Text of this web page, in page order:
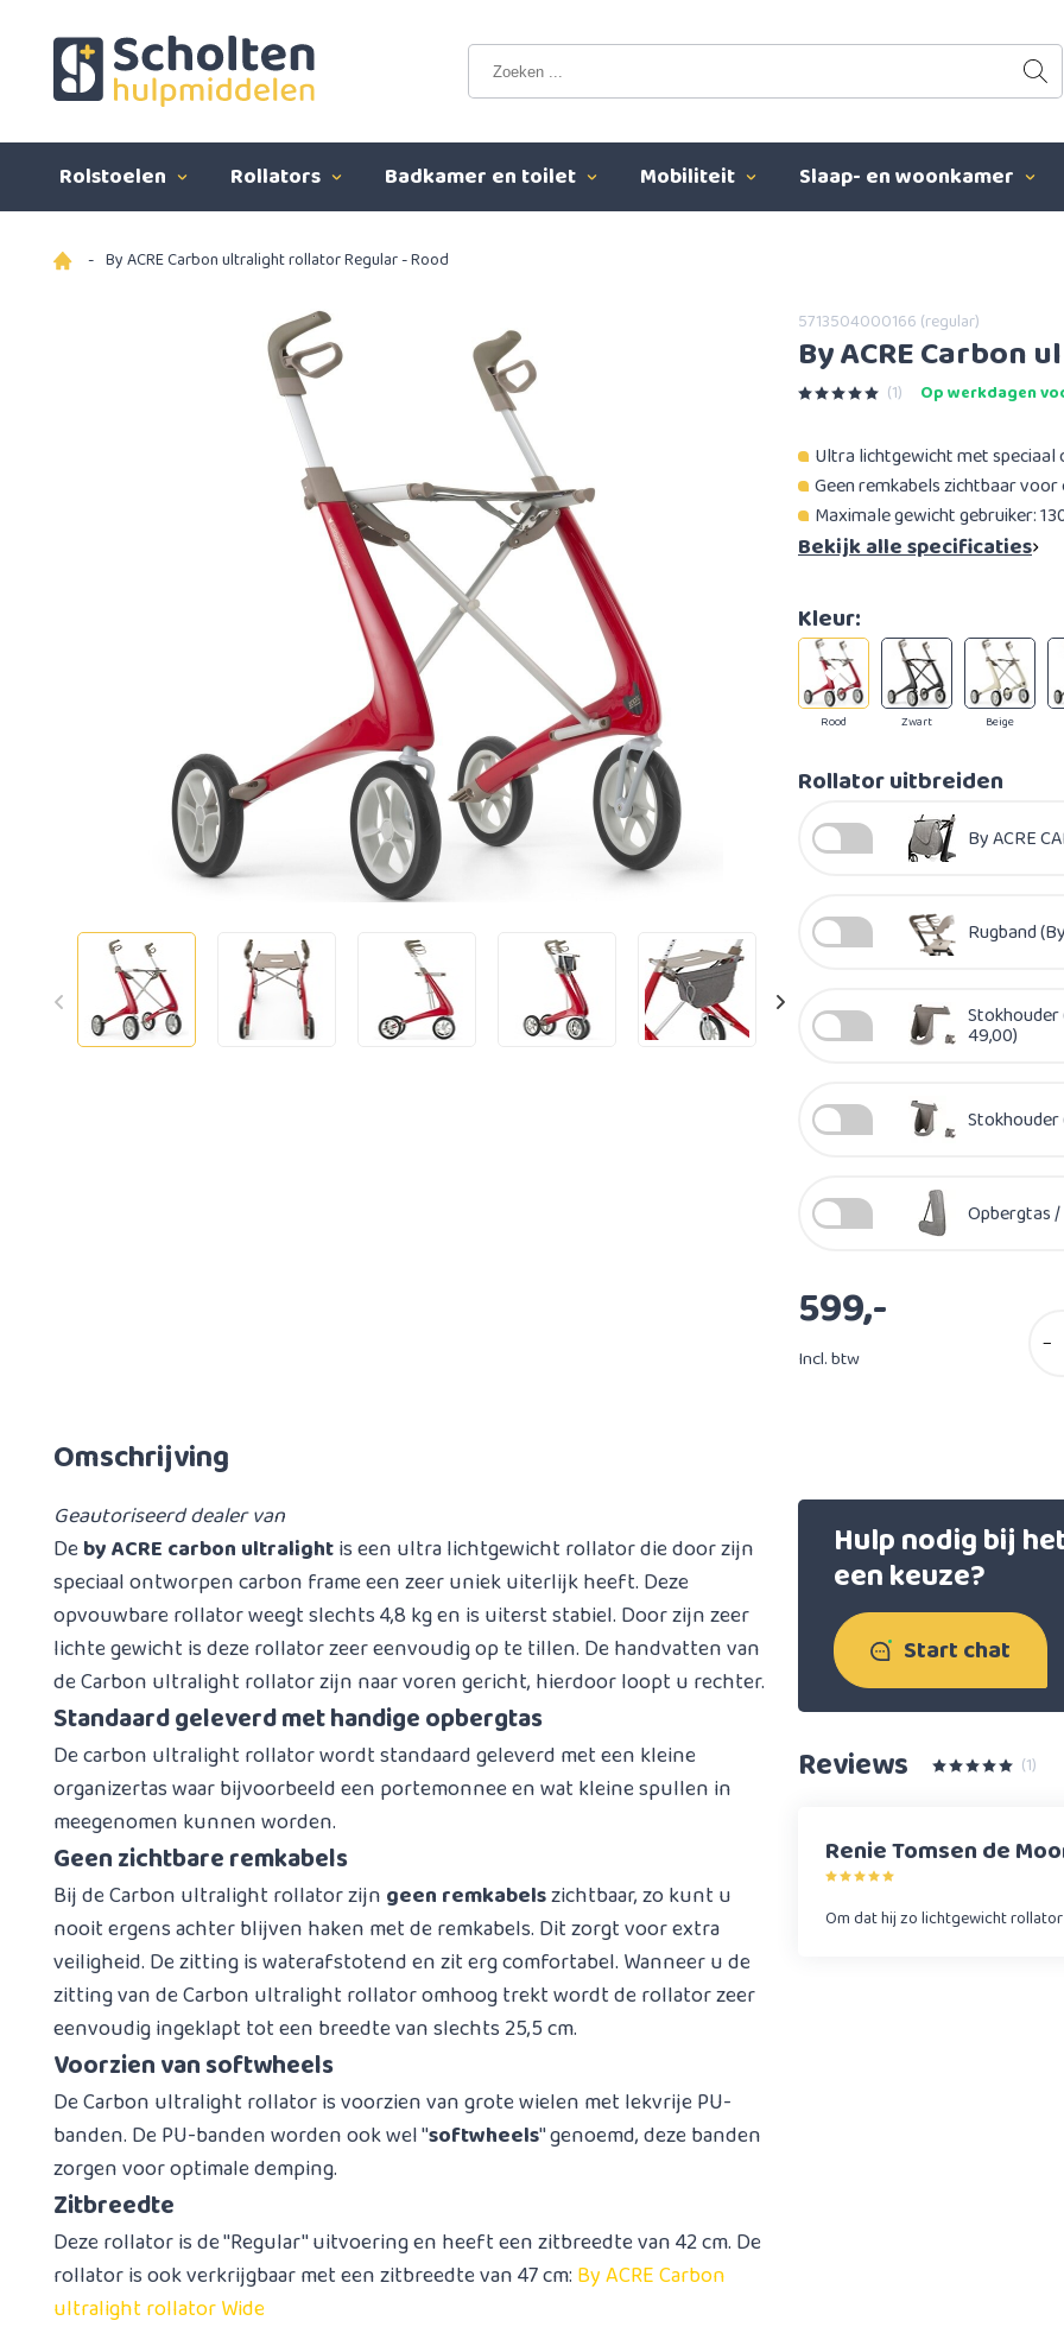
Rolstoelen Rollators Badkamer en toilet Mobiliteit Slaap- en woonkamer
- By ACRE Carbon ultralight rollator Regular - Rood
5713504000166 (regular)
By ACRE
(1) Op werkdagen
Ultra lichtgewicht met
Geen remkabels zichtbaar
Maximale gewicht gebruiker:
Bekijk alle specificaties
Zwart Beige
Kleur:
Rood
Rollator uitbreiden
By ACRE
Rugband
Stokhouder
49,00)
Stokhouder
Opbergtas
599,-
Incl. btw
−
Omschrijving
Geautoriseerd dealer van
Deby ACRE carbon ultralightis een ultra lichtgewicht rollator die door zijn
speciaal ontworpen carbon frame een zeer uniek uiterlijk heeft. Deze
opvouwbare rollator weegt slechts 4,8 kg en is uiterst stabiel. Door zijn zeer
lichte gewicht is deze rollator zeer eenvoudig op te tillen. De handvatten van
de Carbon ultralight rollator zijn naar voren gericht, hierdoor loopt u rechter.
Standaard geleverd met handige opbergtas
De carbon ultralight rollator wordt standaard geleverd met een kleine
organizertas waar bijvoorbeeld een portemonnee en wat kleine spullen in
meegenomen kunnen worden.
Geen zichtbare remkabels
Bij de Carbon ultralight rollator zijn geen remkabelszichtbaar, zo kunt u
nooit ergens achter blijven haken met de remkabels. Dit zorgt voor extra
veiligheid. De zitting is waterafstotend en zit erg comfortabel. Wanneer u de
zitting van de Carbon ultralight rollator omhoog trekt wordt de rollator zeer
eenvoudig ingeklapt tot een breedte van slechts 25,5 cm.
Voorzien van softwheels
De Carbon ultralight rollator is voorzien van grote wielen met lekvrije PU-
banden. De PU-banden worden ook wel ''softwheels'' genoemd, deze banden
zorgen voor optimale demping.
Zitbreedte
Deze rollator is de ''Regular'' uitvoering en heeft een zitbreedte van 42 cm. De
rollator is ook verkrijgbaar met een zitbreedte van 47 cm: By ACRE Carbon
ultralight rollator Wide
Hulp nodig bij
een keuze?
Start chat
Reviews (1)
Renie Tomsen de
Om dat hij zo lichtgewicht